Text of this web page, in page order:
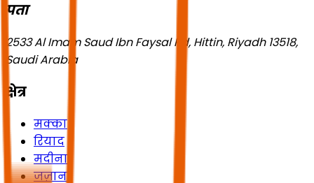
पता
2533 Al Imam Saud Ibn Faysal Rd, Hittin, Riyadh 13518,
Saudi Arabia
क्षेत्र
मक्का
रियाद
मदीना
जज़ान